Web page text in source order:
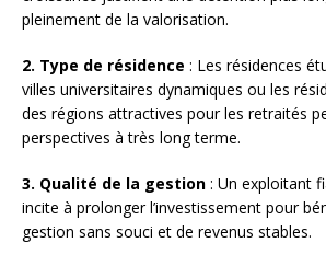
pleinement de la valorisation.
2. Type de résidence : Les résidences
villes universitaires dynamiques ou les
des régions attractives pour les retraités
perspectives à très long terme.
3. Qualité de la gestion : Un exploitant
incite à prolonger l’investissement pour
gestion sans souci et de revenus stables.